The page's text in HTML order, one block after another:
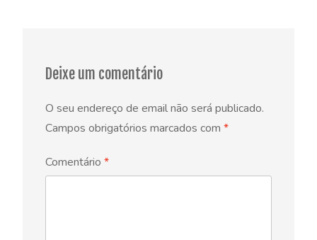
Deixe um comentário
O seu endereço de email não será publicado.
Campos obrigatórios marcados com *
Comentário *